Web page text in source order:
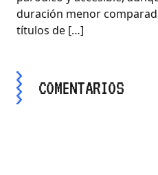
duración menor
títulos de […]
COMENTARIOS